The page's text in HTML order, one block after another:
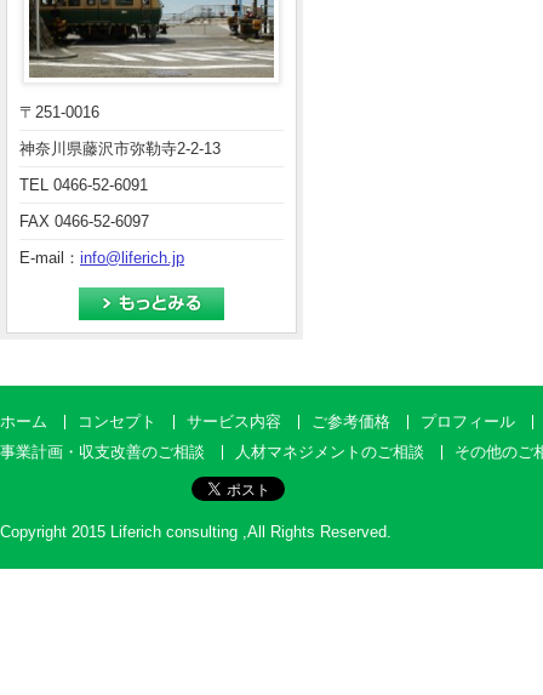
〒251-0016
神奈川県藤沢市弥勒寺2-2-13
TEL 0466-52-6091
FAX 0466-52-6097
E-mail： info@liferich.jp
ホーム コンセプト サービス内容 ご参考価格
プロフィール
事業計画・収支改善のご相談
人材マネジメントのご相談 その他のご
Copyright 2015 Liferich consulting ,All Rights Reserved.